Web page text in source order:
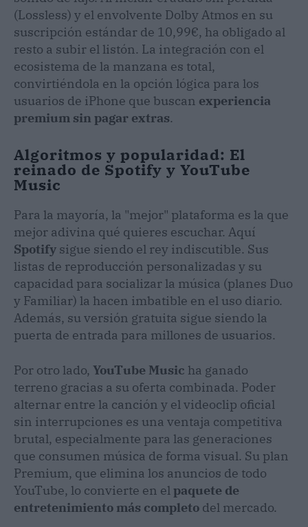
(Lossless) y el envolvente Dolby Atmos en su
suscripción estándar de 10,99€, ha obligado al
resto a subir el listón. La integración con el
ecosistema de la manzana es total,
convirtiéndola en la opción lógica para los
usuarios de iPhone que buscan experiencia
premium sin pagar extras.
Algoritmos y popularidad: El
reinado de Spotify y YouTube
Music
Para la mayoría, la "mejor" plataforma es la que
mejor adivina qué quieres escuchar. Aquí
Spotify sigue siendo el rey indiscutible. Sus
listas de reproducción personalizadas y su
capacidad para socializar la música (planes Duo
y Familiar) la hacen imbatible en el uso diario.
Además, su versión gratuita sigue siendo la
puerta de entrada para millones de usuarios.
Por otro lado, YouTube Music ha ganado
terreno gracias a su oferta combinada. Poder
alternar entre la canción y el videoclip oficial
sin interrupciones es una ventaja competitiva
brutal, especialmente para las generaciones
que consumen música de forma visual. Su plan
Premium, que elimina los anuncios de todo
YouTube, lo convierte en elpaquete de
entretenimiento más completo del mercado.